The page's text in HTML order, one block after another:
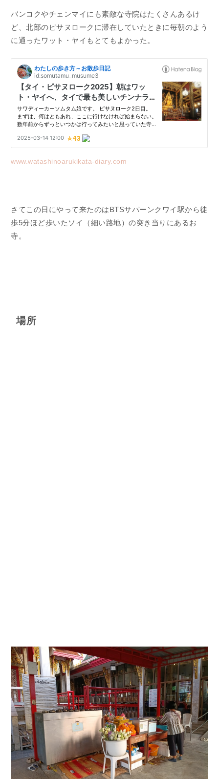
バンコクやチェンマイにも素敵な寺院はたくさんあるけ
ど、北部のピサヌロークに滞在していたときに毎朝のよう
に通ったワット・ヤイもとてもよかった。
www.watashinoarukikata-diary.com
さてこの日にやって来たのはBTSサパーンクワイ駅から徒
歩5分ほど歩いたソイ（細い路地）の突き当りにあるお
寺。
場所